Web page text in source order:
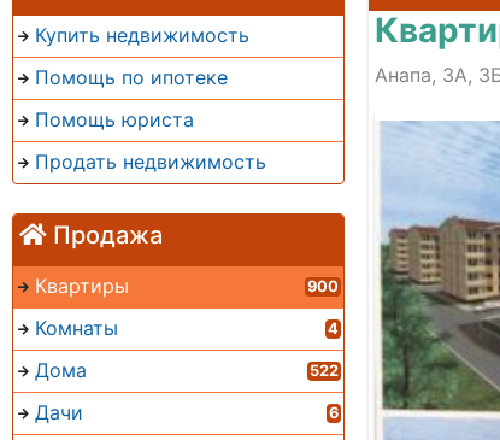
Купить недвижимость
Помощь по ипотеке
Помощь юриста
Продать недвижимость
Продажа
Квартиры 900
Комнаты 4
Дома 522
Дачи 6
Анапа, 3А,